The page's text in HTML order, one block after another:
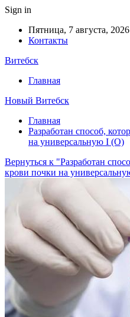
Sign in
Пятница, 7 августа, 2026
Контакты
Витебск
Главная
Новый Витебск
Главная
Разработан способ,
на универсальную I (O)
Вернуться к "Разработан
крови почки на